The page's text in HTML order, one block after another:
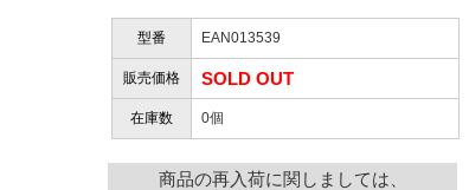
型番 EAN013539
販売価格 SOLD OUT
在庫数 0個
商品の再入荷に関しましては、